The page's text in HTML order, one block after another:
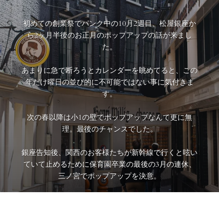
初めての創業祭でパンク中の10月2週目、松屋銀座か
ら2ヶ月半後のお正月のポップアップの話が来まし
た。
あまりに急で断ろうとカレンダーを眺めてると、この
年だけ曜日の並び的に不可能ではない事に気付きま
す。
次の春以降は小1の壁でポップアップなんて更に無
理。最後のチャンスでした。
銀座告知後、関西のお客様たちが新幹線で行くと呟い
ていて止めるために保育園卒業の最後の3月の連休、
三ノ宮でポップアップを決意。